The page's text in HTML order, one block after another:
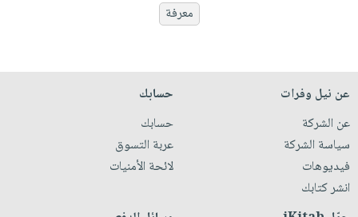
معرفة
عن نيل وفرات
عن الشركة
سياسة الشركة
فيديوهات
انشر كتابك
حسابك
حسابك
عربة التسوق
لائحة الأمنيات